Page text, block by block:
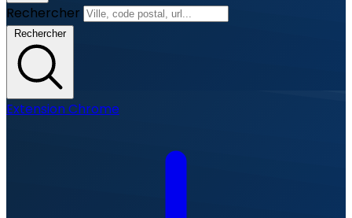
Rechercher
Rechercher
Extension Chrome